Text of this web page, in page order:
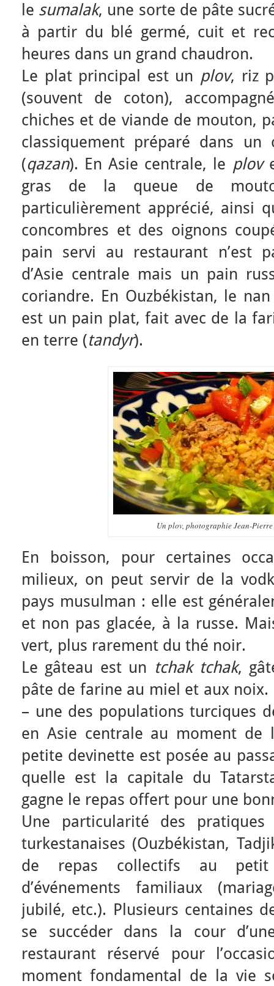
le sumalak, une sorte de pâte
à partir du blé germé, cuit et
heures dans un grand chaudron.
Le plat principal est un plov, riz
(souvent de coton),
chiches et de viande de mouton,
classiquement préparé dans un
(qazan). En Asie centrale, le plov
gras de la queue de
particulièrement apprécié, ainsi
concombres et des oignons
pain servi au restaurant n’est
d’Asie centrale mais un pain
coriandre. En Ouzbékistan, le
est un pain plat, fait avec de la
en terre (tandyr).
Un plov, photographie Jean-
En boisson, pour certaines
milieux, on peut servir de la
pays musulman : elle est
et non pas glacée, à la russe.
vert, plus rarement du thé noir.
Le gâteau est un tchak tchak,
pâte de farine au miel et aux noix.
– une des populations turciques
en Asie centrale au moment de
petite devinette est posée au
quelle est la capitale du
gagne le repas offert pour une
Une particularité des
turkestanaises (Ouzbékistan,
de repas collectifs au petit
d’événements familiaux
jubilé, etc.). Plusieurs centaines
se succéder dans la cour
restaurant réservé pour
moment fondamental de la vie